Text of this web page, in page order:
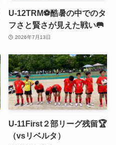
U-12TRM⚽️酷暑の中でのタ
フさと賢さが見えた戦い🥅
2026年7月13日
U-11First２部リーグ残留🏆
（vsリベルタ）